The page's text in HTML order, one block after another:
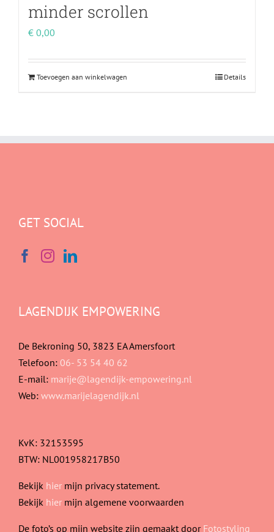
minder scrollen
€ 0,00
Toevoegen aan winkelwagen Details
GET SOCIAL
LAGENDIJK EMPOWERING
De Bekroning 50, 3823 EA Amersfoort
Telefoon: 06- 53 54 40 62
E-mail: marije@lagendijk-empowering.nl
Web: www.marijelagendijk.nl
KvK: 32153595
BTW: NL001958217B50
Bekijk hier mijn privacy statement.
Bekijk hier mijn algemene voorwaarden
De foto’s op mijn website zijn gemaakt door Fotostyling